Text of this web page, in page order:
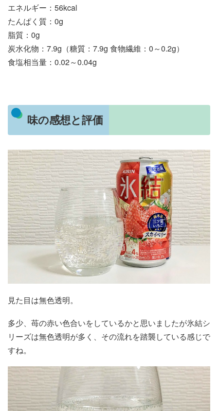
エネルギー：56kcal
たんぱく質：0g
脂質：0g
炭水化物：7.9g（糖質：7.9g 食物繊維：0～0.2g）
食塩相当量：0.02～0.04g
味の感想と評価
見た目は無色透明。
多少、苺の赤い色合いをしているかと思いましたが氷結シ
リーズは無色透明が多く、その流れを踏襲している感じで
すね。